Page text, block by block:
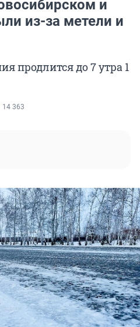
и
из-за метели и
продлится до 7 утра 1
14 363